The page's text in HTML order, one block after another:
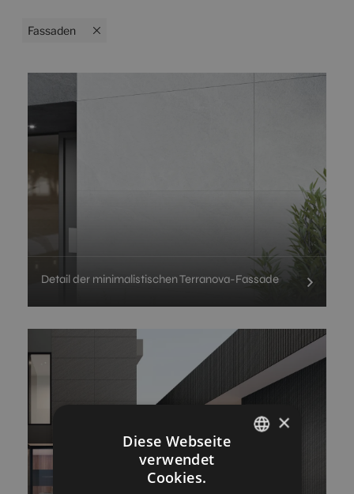
Fassaden
Detail der minimalistischen Terranova-Fassade
×
Diese Webseite
verwendet
Cookies.